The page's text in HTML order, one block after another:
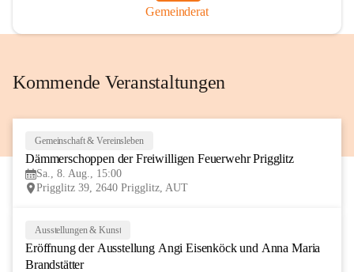
Gemeinderat
Kommende Veranstaltungen
Gemeinschaft & Vereinsleben
Dämmerschoppen der Freiwilligen Feuerwehr Prigglitz
Sa., 8. Aug., 15:00
Prigglitz 39, 2640 Prigglitz, AUT
AUG
Ausstellungen & Kunst
Eröffnung der Ausstellung Angi Eisenköck und Anna Maria
Brandstätter